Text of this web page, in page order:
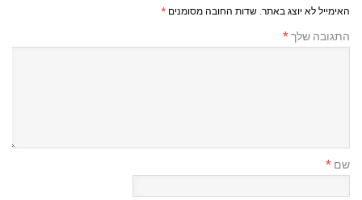
האימייל לא יוצג באתר. שדות החובה מסומנים *
התגובה שלך*
שם *